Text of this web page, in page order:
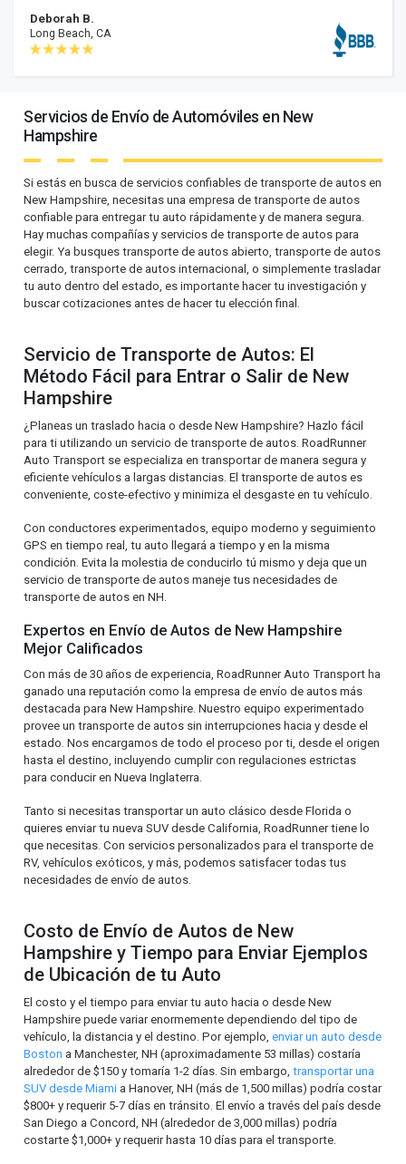
Deborah B.
Long Beach, CA
Servicios de Envío de Automóviles en New
Hampshire
Si estás en busca de servicios confiables de transporte de autos en
New Hampshire, necesitas una empresa de transporte de autos
confiable para entregar tu auto rápidamente y de manera segura.
Hay muchas compañías y servicios de transporte de autos para
elegir. Ya busques transporte de autos abierto, transporte de autos
cerrado, transporte de autos internacional, o simplemente trasladar
tu auto dentro del estado, es importante hacer tu investigación y
buscar cotizaciones antes de hacer tu elección final.
Servicio de Transporte de Autos: El
Método Fácil para Entrar o Salir de New
Hampshire
¿Planeas un traslado hacia o desde New Hampshire? Hazlo fácil
para ti utilizando un servicio de transporte de autos. RoadRunner
Auto Transport se especializa en transportar de manera segura y
eficiente vehículos a largas distancias. El transporte de autos es
conveniente, coste-efectivo y minimiza el desgaste en tu vehículo.
Con conductores experimentados, equipo moderno y seguimiento
GPS en tiempo real, tu auto llegará a tiempo y en la misma
condición. Evita la molestia de conducirlo tú mismo y deja que un
servicio de transporte de autos maneje tus necesidades de
transporte de autos en NH.
Expertos en Envío de Autos de New Hampshire
Mejor Calificados
Con más de 30 años de experiencia, RoadRunner Auto Transport ha
ganado una reputación como la empresa de envío de autos más
destacada para New Hampshire. Nuestro equipo experimentado
provee un transporte de autos sin interrupciones hacia y desde el
estado. Nos encargamos de todo el proceso por ti, desde el origen
hasta el destino, incluyendo cumplir con regulaciones estrictas
para conducir en Nueva Inglaterra.
Tanto si necesitas transportar un auto clásico desde Florida o
quieres enviar tu nueva SUV desde California, RoadRunner tiene lo
que necesitas. Con servicios personalizados para el transporte de
RV, vehículos exóticos, y más, podemos satisfacer todas tus
necesidades de envío de autos.
Costo de Envío de Autos de New
Hampshire y Tiempo para Enviar Ejemplos
de Ubicación de tu Auto
El costo y el tiempo para enviar tu auto hacia o desde New
Hampshire puede variar enormemente dependiendo del tipo de
vehículo, la distancia y el destino. Por ejemplo,enviar un auto desde
Boston a Manchester, NH (aproximadamente 53 millas) costaría
alrededor de $150 y tomaría 1-2 días. Sin embargo,transportar una
SUV desde Miami a Hanover, NH (más de 1,500 millas) podría costar
$800+ y requerir 5-7 días en tránsito. El envío a través del país desde
San Diego a Concord, NH (alrededor de 3,000 millas) podría
costarte $1,000+ y requerir hasta 10 días para el transporte.